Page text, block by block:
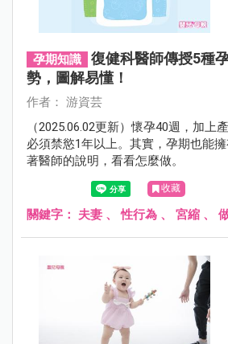
孕期知識
復健科醫師傳授5種
勢，圖解易懂！
作者： 游資芸
（2025.06.02更新）懷孕40週，加上
必須禁慾1年以上。其實，孕期也能
著醫師的說明，看看怎麼做。
收藏
關鍵字： 夫妻 、性行為 、 宮縮 、